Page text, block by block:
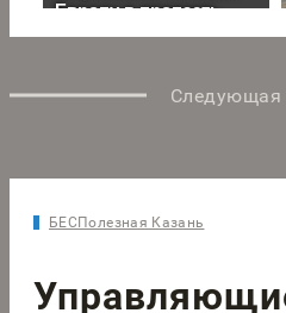
Следующая
БЕСПолезная Казань